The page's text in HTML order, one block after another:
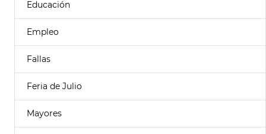
Educación
Empleo
Fallas
Feria de Julio
Mayores